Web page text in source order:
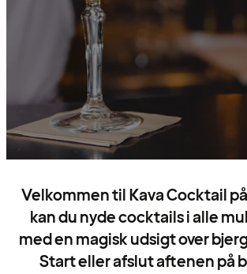
Velkommen til Kava Cocktail
kan du nyde cocktails i alle
med en magisk udsigt over
Start eller afslut aftenen på